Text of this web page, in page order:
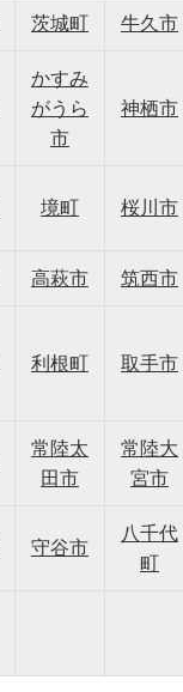
茨城町 牛久市
かすみ
がうら
市
神栖市
境町 桜川市
高萩市 筑西市
利根町 取手市
常陸太
田市
常陸大
宮市
守谷市
八千代
町